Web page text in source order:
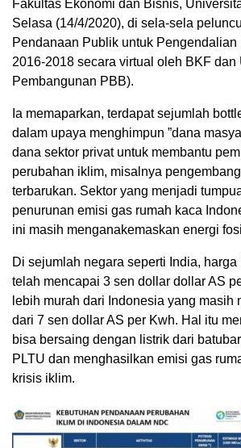
Fakultas Ekonomi dan Bisnis,
Selasa (14/4/2020), di sela-sela
Pendanaan Publik untuk Pengendalian
2016-2018 secara virtual oleh BKF dan
Pembangunan PBB).
Ia memaparkan, terdapat sejumlah
dalam upaya menghimpun ”dana
dana sektor privat untuk membantu
perubahan iklim, misalnya
terbarukan. Sektor yang menjadi
penurunan emisi gas rumah kaca
ini masih menganakemaskan energi
Di sejumlah negara seperti India,
telah mencapai 3 sen dollar dollar AS
lebih murah dari Indonesia yang masih
dari 7 sen dollar AS per Kwh. Hal itu
bisa bersaing dengan listrik dari
PLTU dan menghasilkan emisi gas
krisis iklim.